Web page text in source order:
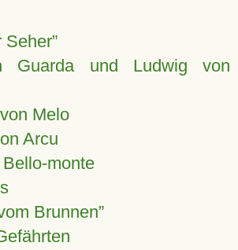
Seher”
Guarda und Ludwig von
Melo
Arcu
monte
Brunnen